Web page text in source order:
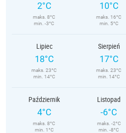
2°C
maks. 8°C
min. -3°C
10°C
maks. 16°C
min. 5°C
Lipiec
18°C
maks. 23°C
min. 14°C
Sierpień
17°C
maks. 23°C
min. 14°C
Październik
4°C
maks. 8°C
min. 1°C
Listopad
-6°C
maks. -2°C
min. -8°C